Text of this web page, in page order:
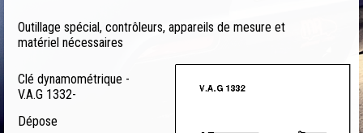
Outillage spécial, contrôleurs, appareils de mesure et
matériel nécessaires
Clé dynamométrique -
V.A.G 1332-
Dépose